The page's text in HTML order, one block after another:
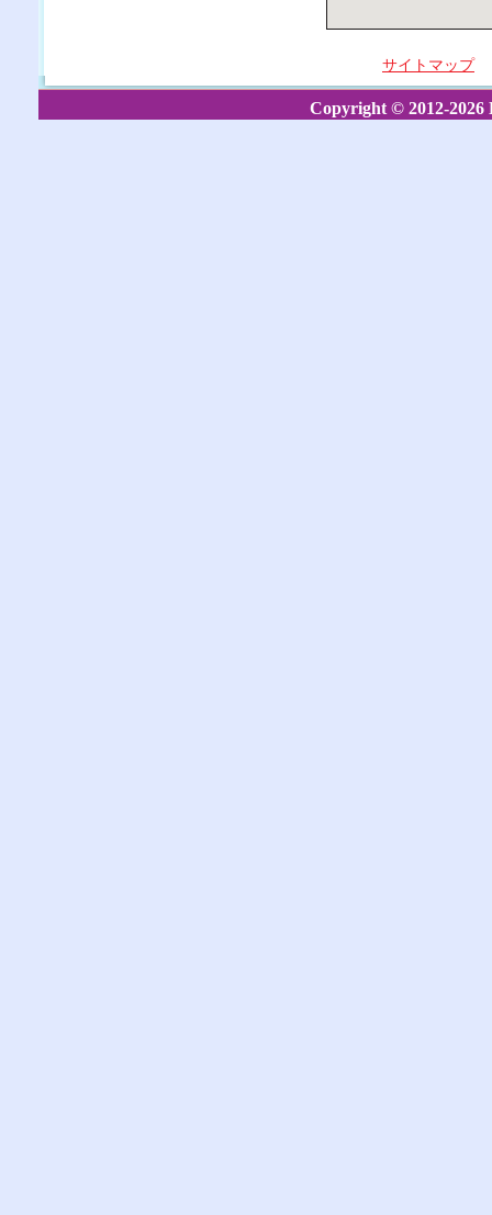
サイトマップ
Copyright © 2012-2026